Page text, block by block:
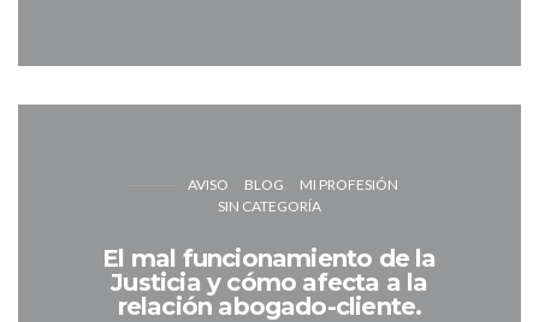
AVISO BLOG
MI PROFESIÓN
SIN CATEGORÍA
El mal funcionamiento de la
Justicia y cómo afecta a la
relación abogado-cliente.